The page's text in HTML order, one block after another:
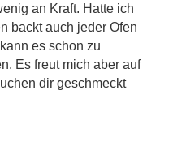
an Kraft. Hatte ich
backt auch jeder Ofen
es schon zu
Es freut mich aber auf
dir geschmeckt